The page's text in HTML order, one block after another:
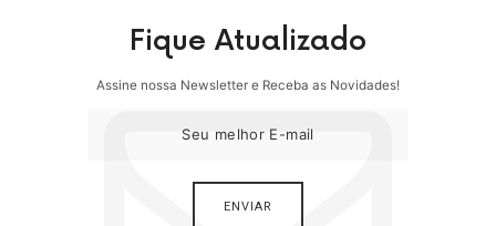
Fique Atualizado
Assine nossa Newsletter e Receba as Novidades!